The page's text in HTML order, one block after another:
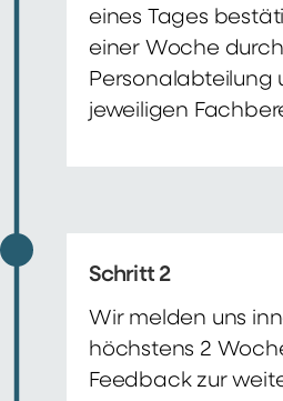
eines Tages
einer Woche
Personalabteilung
jeweiligen
Schritt 2
Wir melden uns
höchstens 2
Feedback zur